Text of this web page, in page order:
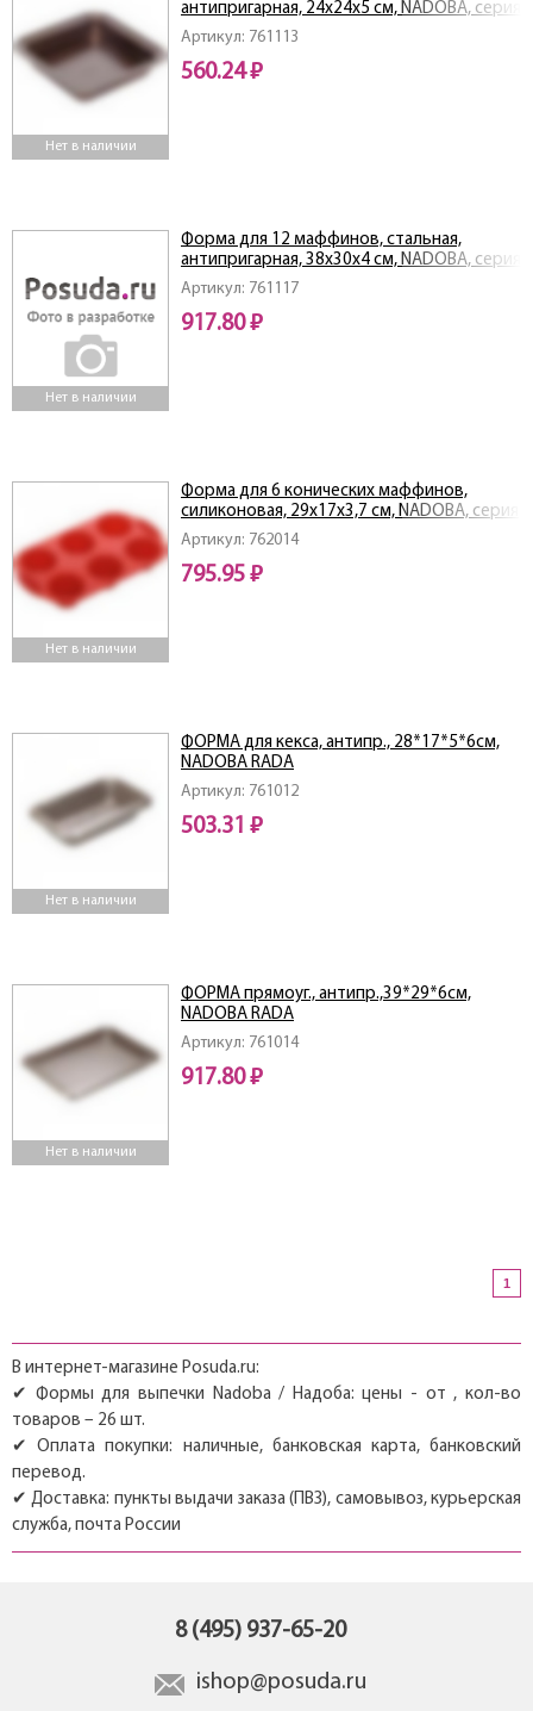
Нет в наличии
Артикул: 761113
антипригарная, 24х24х5 см, NADOBA, серия
LIBA
560.24 ₽
Нет в наличии
Артикул: 761117
Форма для 12 маффинов, стальная,
антипригарная, 38х30х4 см, NADOBA, серия
LIBA
917.80 ₽
Нет в наличии
Артикул: 762014
Форма для 6 конических маффинов,
силиконовая, 29x17x3,7 см, NADOBA, серия
MILA
795.95 ₽
Нет в наличии
Артикул: 761012
ФОРМА для кекса, антипр., 28*17*5*6см,
NADOBA RADA
503.31 ₽
Нет в наличии
Артикул: 761014
ФОРМА прямоуг., антипр.,39*29*6см,
NADOBA RADA
917.80 ₽
1
В интернет-магазине Posuda.ru:
✔ Формы для выпечки Nadoba / Надоба: цены - от , кол-во
товаров – 26 шт.
✔ Оплата покупки: наличные, банковская карта, банковский
перевод.
✔ Доставка: пункты выдачи заказа (ПВЗ), самовывоз, курьерская
служба, почта России
8 (495) 937-65-20
ishop@posuda.ru